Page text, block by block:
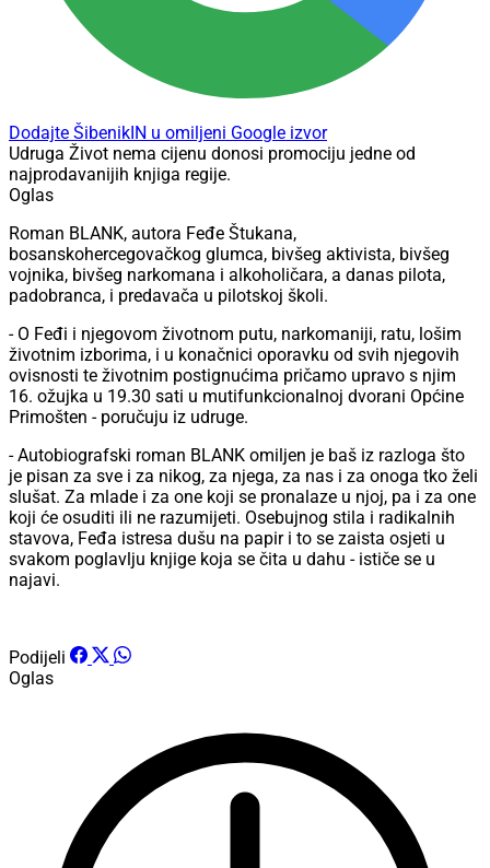
Dodajte ŠibenikIN u omiljeni Google izvor
Udruga Život nema cijenu donosi promociju jedne od
najprodavanijih knjiga regije.
Oglas
Roman BLANK, autora Feđe Štukana,
bosanskohercegovačkog glumca, bivšeg aktivista, bivšeg
vojnika, bivšeg narkomana i alkoholičara, a danas pilota,
padobranca, i predavača u pilotskoj školi.
- O Feđi i njegovom životnom putu, narkomaniji, ratu, lošim
životnim izborima, i u konačnici oporavku od svih njegovih
ovisnosti te životnim postignućima pričamo upravo s njim
16. ožujka u 19.30 sati u mutifunkcionalnoj dvorani Općine
Primošten - poručuju iz udruge.
- Autobiografski roman BLANK omiljen je baš iz razloga što
je pisan za sve i za nikog, za njega, za nas i za onoga tko želi
slušat. Za mlade i za one koji se pronalaze u njoj, pa i za one
koji će osuditi ili ne razumijeti. Osebujnog stila i radikalnih
stavova, Feđa istresa dušu na papir i to se zaista osjeti u
svakom poglavlju knjige koja se čita u dahu - ističe se u
najavi.
Podijeli
Oglas